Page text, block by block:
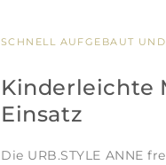
SCHNELL AUFGEBAUT
Kinderleichte
Einsatz
Die URB.STYLE ANNE